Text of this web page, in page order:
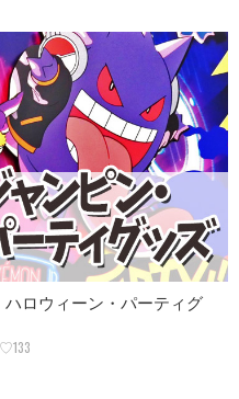
ロウィーン・パーティグ
♡133